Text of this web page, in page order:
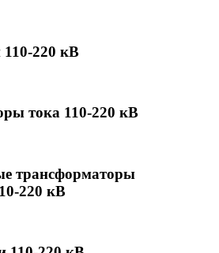
220 кВ
тока 110-220 кВ
трансформаторы
220 кВ